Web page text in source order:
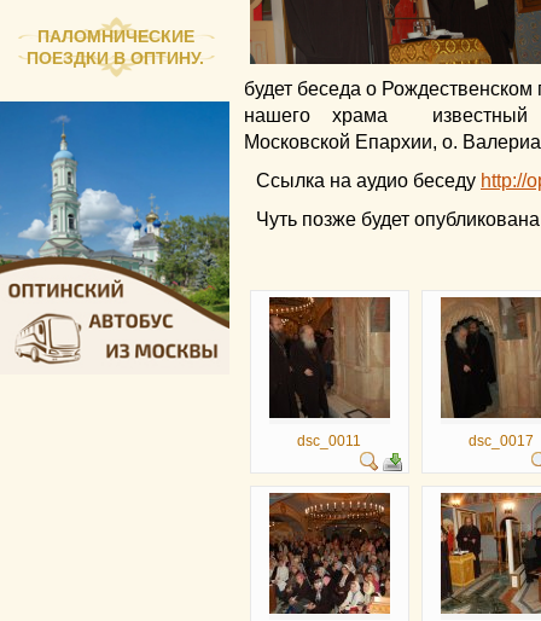
ПАЛОМНИЧЕСКИЕ
ПОЕЗДКИ В ОПТИНУ.
будет беседа о
нашего храма известный
Московской Епархии, о.
Ссылка на аудио беседу http://
Чуть позже будет
dsc_0011 dsc_0017